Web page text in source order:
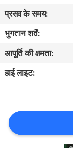
गुणवत्ता
नियंत्रण
करें
प्रसव के समय:
भुगतान शर्तें:
आपूर्ति की क्षमता:
हाई लाइट: